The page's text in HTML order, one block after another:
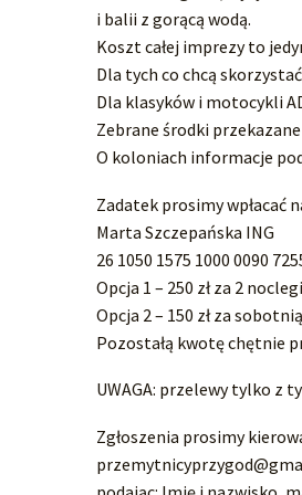
i balii z gorącą wodą.
Koszt całej imprezy to
Dla tych co chcą
Dla klasyków i motocykli
Zebrane środki
O koloniach informacje
Zadatek prosimy wpłacać
Marta Szczepańska ING
26 1050 1575 1000 0090
Opcja 1 – 250 zł za 2
Opcja 2 – 150 zł za
Pozostałą kwotę chętnie
UWAGA: przelewy tylko z
Zgłoszenia prosimy